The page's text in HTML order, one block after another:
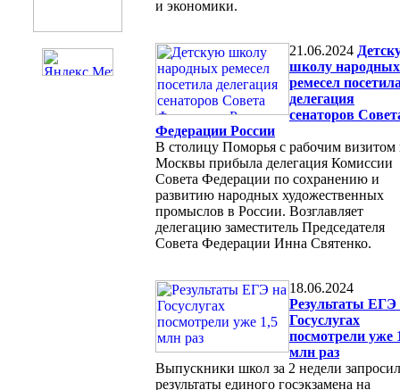
и экономики.
21.06.2024
школу народных
ремесел
делегация
сенаторов
Федерации России
В столицу Поморья с рабочим визитом
Москвы прибыла делегация Комиссии
Совета Федерации по сохранению и
развитию народных художественных
промыслов в России. Возглавляет
делегацию заместитель Председателя
Совета Федерации Инна Святенко.
18.06.2024
Результаты ЕГЭ
Госуслугах
посмотрели уже
млн раз
Выпускники школ за 2 недели
результаты единого госэкзамена на